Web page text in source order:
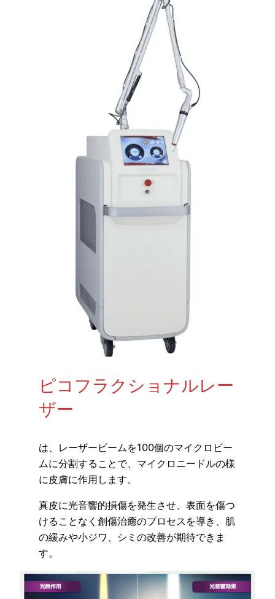
ピコフラクショナルレー
ザー
は、レーザービームを100個のマイクロビー
ムに分割することで、マイクロニードルの様
に皮膚に作用します。
真皮に光音響的損傷を発生させ、表面を傷つ
けることなく創傷治癒のプロセスを導き、肌
の緩みや小ジワ、シミの改善が期待できま
す。